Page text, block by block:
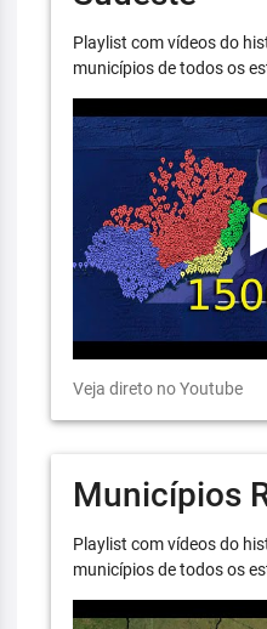
Playlist com vídeos do
municípios de todos os
Veja direto no Youtube
Municípios
Playlist com vídeos do
municípios de todos os